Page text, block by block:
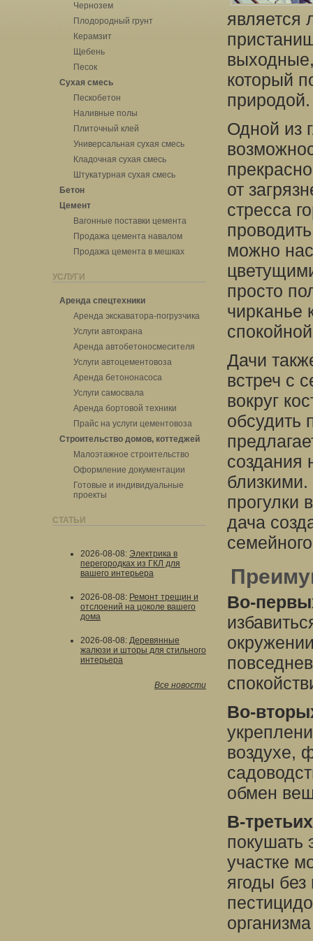
Чернозем
Плодородный грунт
Керамзит
Щебень
Песок
Сухая смесь
Пескобетон
Наливные полы
Плиточный клей
Универсальная сухая смесь
Кладочная сухая смесь
Штукатурная сухая смесь
Бетон
Цемент
Вагонные поставки цемента
Продажа цемента навалом
Продажа цемента в мешках
УСЛУГИ
Аренда спецтехники
Аренда экскаватора-погрузчика
Услуги автокрана
Аренда автобетоносмесителя
Услуги автоцементовоза
Аренда бетононасоса
Услуги самосвала
Аренда бортовой техники
Прайс на услуги цементовоза
Строительство домов, коттеджей
Малоэтажное строительство
Оформление документации
Готовые и индивидуальные
проекты
СТАТЬИ
2026-08-08: Электрика в
перегородках из ГКЛ для
вашего интерьера
2026-08-08: Ремонт трещин и
отслоений на цоколе вашего
дома
2026-08-08: Деревянные
жалюзи и шторы для стильного
интерьера
Все новости
является
который
природой.
Одной из
от
стресса
можно
просто
чирканье
Дачи
встреч с
вокруг
обсудить
создания
прогулки
дача
Во-
Во-
воздухе,
обмен
В-третьих
покушать
участке
ягоды